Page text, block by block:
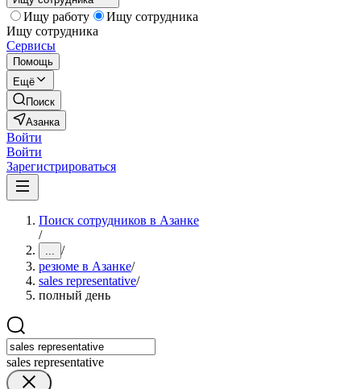
Ищу работу
Ищу сотрудника
Ищу сотрудника
Сервисы
Помощь
Ещё
Поиск
Азанка
Войти
Войти
Зарегистрироваться
Поиск сотрудников в Азанке
/
... /
резюме в Азанке/
sales representative/
полный день
sales representative